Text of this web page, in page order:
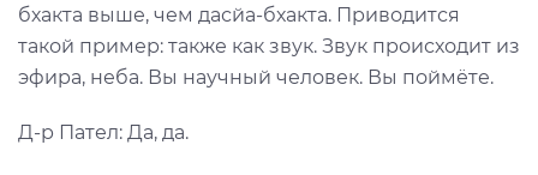
бхакта выше, чем дасйа-бхакта. Приводится
такой пример: также как звук. Звук происходит из
эфира, неба. Вы научный человек. Вы поймёте.
Д-р Пател: Да, да.